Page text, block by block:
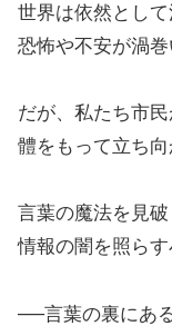
世界は依然として
恐怖や不安が渦巻
だが、私たち市
體をもって立ち向
言葉の魔法を見破
情報の闇を照らす
──言葉の裏にあ